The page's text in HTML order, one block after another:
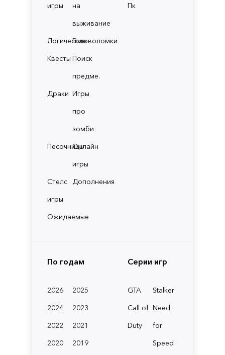
игры
на
выживание
ЛогическиеГоловоломки
Квесты Поиск
предме.
Драки Игры
про
зомби
ПесочницыОнлайн
игры
Стелс
игры
Дополнения
Ожидаемые
Пк
По годам
2026
2025
2024
2023
2022
2021
2020
2019
Серии игр
GTA
Stalker
Call of
Duty
Need
for
Speed